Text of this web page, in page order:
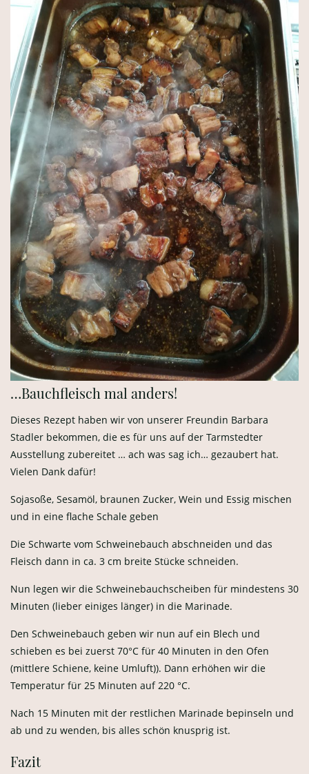
…Bauchfleisch mal anders!
Dieses Rezept haben wir von unserer Freundin Barbara
Stadler bekommen, die es für uns auf der Tarmstedter
Ausstellung zubereitet … ach was sag ich… gezaubert hat.
Vielen Dank dafür!
Sojasoße, Sesamöl, braunen Zucker, Wein und Essig mischen
und in eine flache Schale geben
Die Schwarte vom Schweinebauch abschneiden und das
Fleisch dann in ca. 3 cm breite Stücke schneiden.
Nun legen wir die Schweinebauchscheiben für mindestens 30
Minuten (lieber einiges länger) in die Marinade.
Den Schweinebauch geben wir nun auf ein Blech und
schieben es bei zuerst 70°C für 40 Minuten in den Ofen
(mittlere Schiene, keine Umluft)). Dann erhöhen wir die
Temperatur für 25 Minuten auf 220 °C.
Nach 15 Minuten mit der restlichen Marinade bepinseln und
ab und zu wenden, bis alles schön knusprig ist.
Fazit